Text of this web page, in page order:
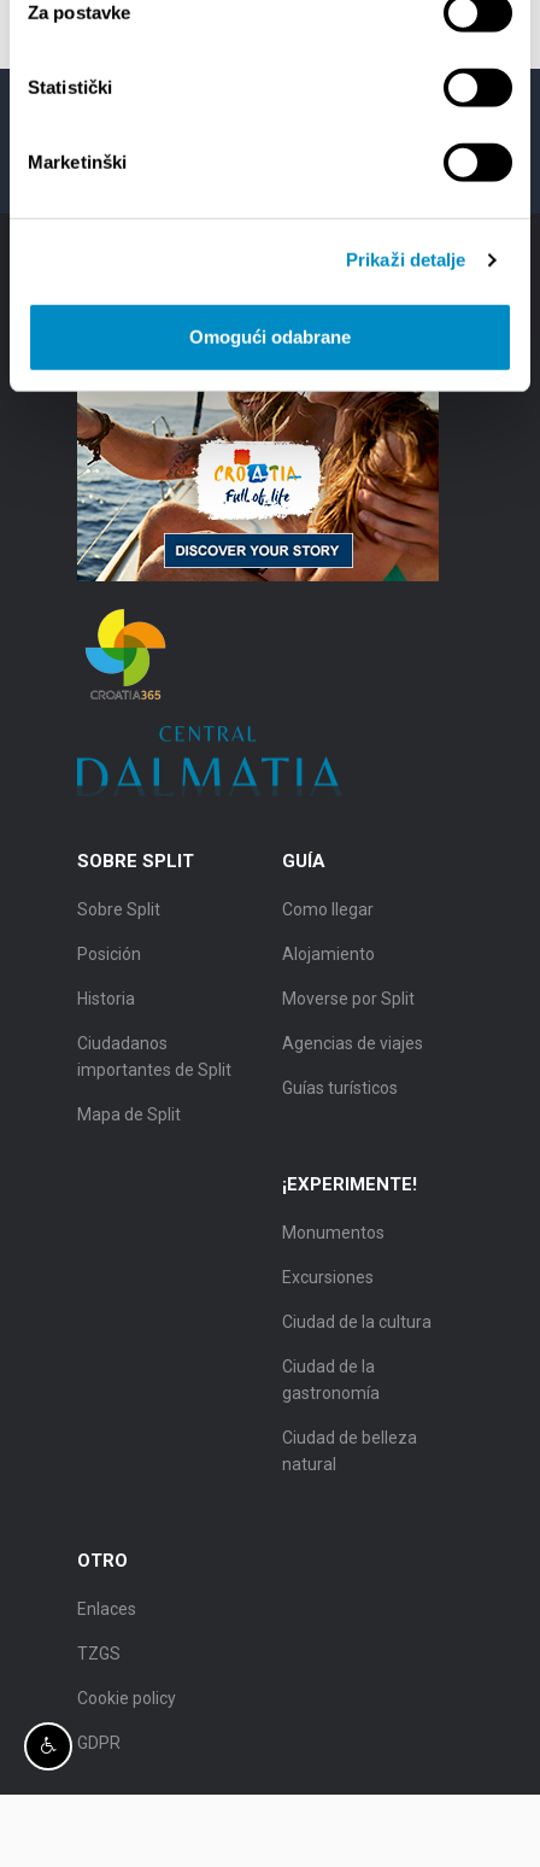
Za postavke
Statistički
Marketinški
Prikaži detalje
Omogući odabrane
SOBRE SPLIT
Sobre Split
Posición
Historia
Ciudadanos
importantes de Split
Mapa de Split
GUÍA
Como llegar
Alojamiento
Moverse por Split
Agencias de viajes
Guías turísticos
¡EXPERIMENTE!
Monumentos
Excursiones
Ciudad de la cultura
Ciudad de la
gastronomía
Ciudad de belleza
natural
OTRO
Enlaces
TZGS
Cookie policy
GDPR